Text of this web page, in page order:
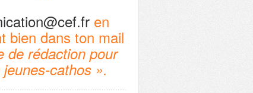
en
bien dans ton mail
de rédaction pour
cathos ».